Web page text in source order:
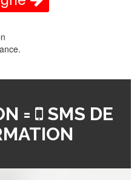
=
SMS DE